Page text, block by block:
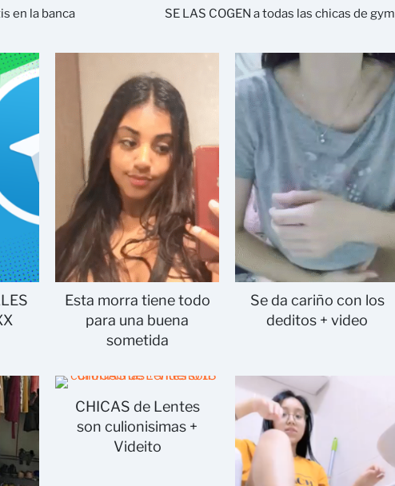
en la banca SE LAS COGEN a todas las chicas de gym
Esta morra tiene todo
para una buena
sometida
Se da cariño con los
deditos + video
CHICAS de Lentes
son culionisimas +
Videito